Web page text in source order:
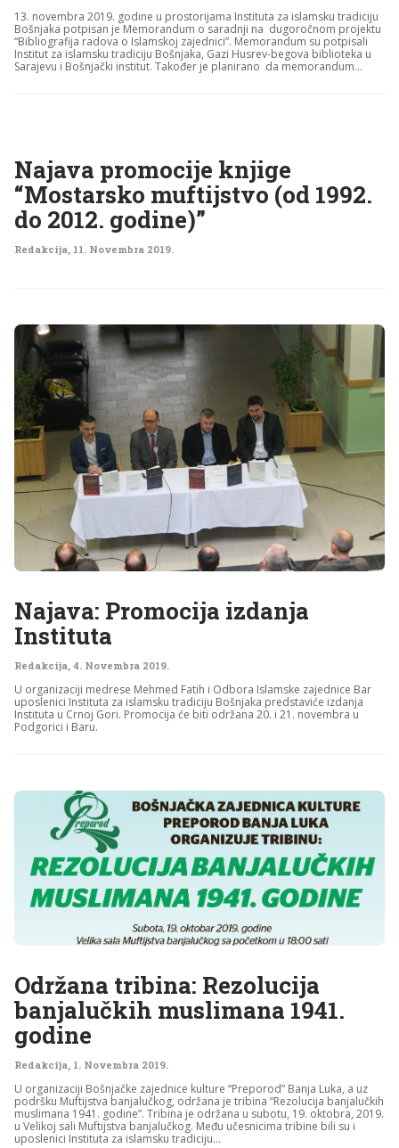
13. novembra 2019. godine u prostorijama Instituta za islamsku tradiciju
Bošnjaka potpisan je Memorandum o saradnji na dugoročnom projektu
“Bibliografija radova o Islamskoj zajednici”. Memorandum su potpisali
Institut za islamsku tradiciju Bošnjaka, Gazi Husrev-begova biblioteka u
Sarajevu i Bošnjački institut. Također je planirano da memorandum...
Najava promocije knjige
“Mostarsko muftijstvo (od 1992.
do 2012. godine)”
Redakcija, 11. Novembra 2019.
Najava: Promocija izdanja
Instituta
Redakcija, 4. Novembra 2019.
U organizaciji medrese Mehmed Fatih i Odbora Islamske zajednice Bar
uposlenici Instituta za islamsku tradiciju Bošnjaka predstaviće izdanja
Instituta u Crnoj Gori. Promocija će biti održana 20. i 21. novembra u
Podgorici i Baru.
Održana tribina: Rezolucija
banjalučkih muslimana 1941.
godine
Redakcija, 1. Novembra 2019.
U organizaciji Bošnjačke zajednice kulture “Preporod” Banja Luka, a uz
podršku Muftijstva banjalučkog, održana je tribina “Rezolucija banjalučkih
muslimana 1941. godine”. Tribina je održana u subotu, 19. oktobra, 2019.
u Velikoj sali Muftijstva banjalučkog. Među učesnicima tribine bili su i
uposlenici Instituta za islamsku tradiciju...